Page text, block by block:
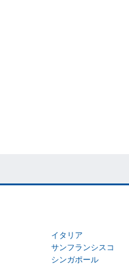
イタリア
サンフランシスコ
シンガポール